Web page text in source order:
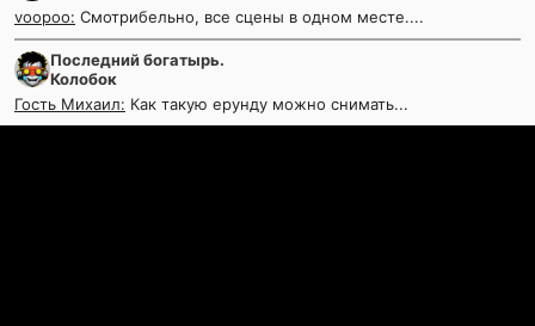
voopoo: Смотрибельно, все сцены в одном месте....
Последний богатырь.
Колобок
Гость Михаил: Как такую ерунду можно снимать...